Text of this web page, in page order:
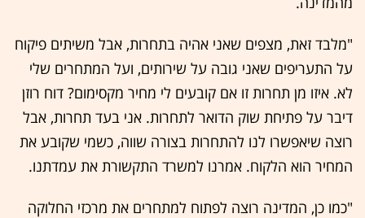
"מלבד זאת, מצפים שאני אהיה בתחרות, אבל משיתים פיקוח
על התעריפים שאני גובה על שירותים, ועל המתחרים שלי
לא. איזו מן תחרות זו אם קובעים לי מחיר מקסימום? דוח רוזן
דיבר על פתיחת שוק הדואר לתחרות. אני בעד תחרות, אבל
רוצה שיאפשרו לנו להתחרות בצורה שווה, כשמי שקובע את
המחיר הוא הלקוח. אמרנו למשרד התקשורת את עמדתנו.
"כמו כן, המדינה רוצה לפתוח למתחרים את מרכזי החלוקה